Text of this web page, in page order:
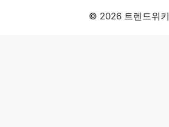
© 2026 트렌드위키